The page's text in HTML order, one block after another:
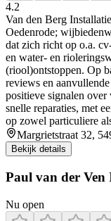
4.2
Van den Berg
Oedenrode;
dat zich richt op o.a.
en water- en
(riool)ontstoppen. Op
reviews en
positieve signalen over
snelle reparaties, met
op zowel particuliere
Margrietstraat 32,
Bekijk details
Paul van der Ven
Nu open